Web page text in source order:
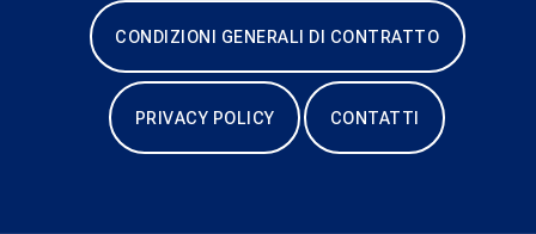
CONDIZIONI GENERALI DI CONTRATTO
PRIVACY POLICY CONTATTI